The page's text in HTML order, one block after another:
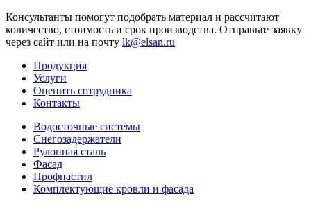
Консультанты помогут подобрать материал и рассчитают
количество, стоимость и срок производства. Отправьте заявку
через сайт или на почту lk@elsan.ru
Продукция
Услуги
Оценить сотрудника
Контакты
Водосточные системы
Снегозадержатели
Рулонная сталь
Фасад
Профнастил
Комплектующие кровли и фасада